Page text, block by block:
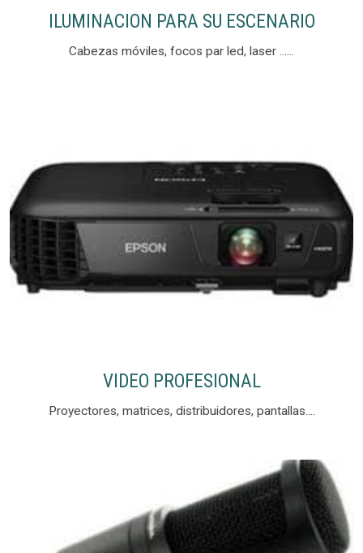
ILUMINACION PARA SU ESCENARIO
Cabezas móviles, focos par led, laser ......
VIDEO PROFESIONAL
Proyectores, matrices, distribuidores, pantallas....